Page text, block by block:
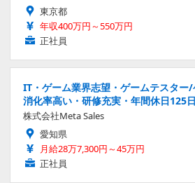
東京都
年収400万円～550万円
正社員
IT・ゲーム業界志望・ゲームテスター
消化率高い・研修充実・年間休日125
株式会社Meta Sales
愛知県
月給28万7,300円～45万円
正社員